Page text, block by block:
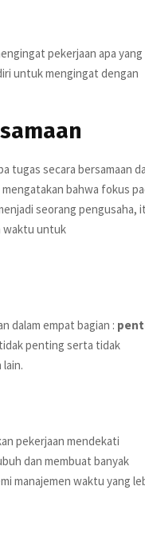
pekerjaan apa yang
untuk mengingat dengan
tugas secara bersamaan
bahwa fokus
seorang pengusaha,
waktu untuk
dalam empat bagian :
penting serta tidak
pekerjaan mendekati
dan membuat banyak
manajemen waktu yang